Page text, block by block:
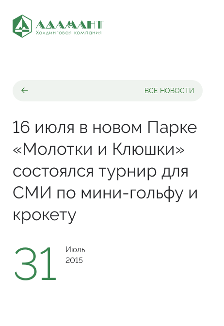
ВСЕ НОВОСТИ
16 июля в новом Парке
«Молотки и Клюшки»
состоялся турнир для
СМИ по мини-гольфу и
крокету
31
Июль
2015